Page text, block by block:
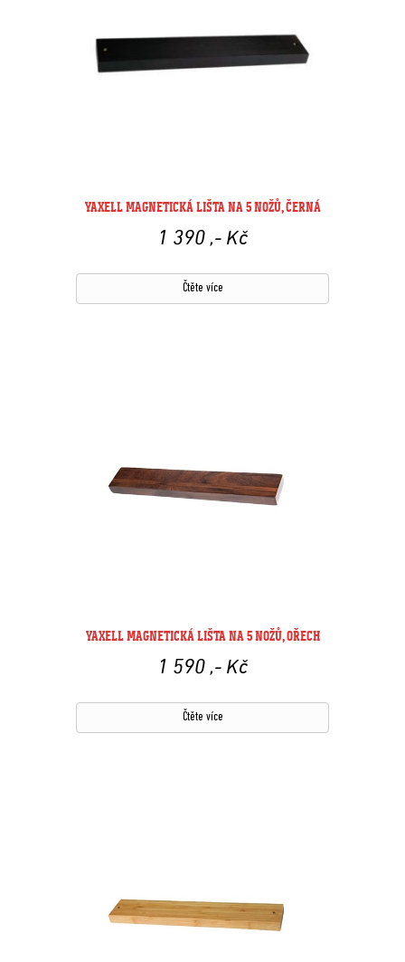
YAXELL MAGNETICKÁ LIŠTA NA 5 NOŽŮ, ČERNÁ
1 390 ,- Kč
Čtěte více
YAXELL MAGNETICKÁ LIŠTA NA 5 NOŽŮ, OŘECH
1 590 ,- Kč
Čtěte více